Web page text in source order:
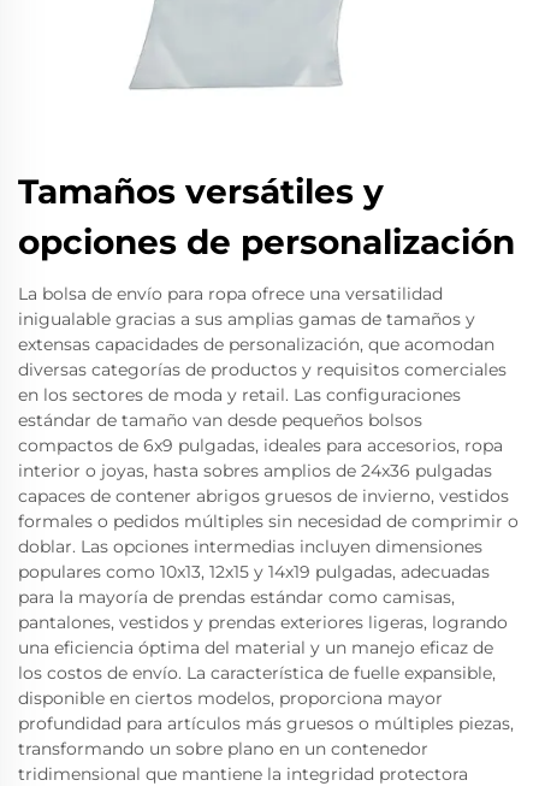
Tamaños versátiles y
opciones de personalización
La bolsa de envío para ropa ofrece una versatilidad
inigualable gracias a sus amplias gamas de tamaños y
extensas capacidades de personalización, que acomodan
diversas categorías de productos y requisitos comerciales
en los sectores de moda y retail. Las configuraciones
estándar de tamaño van desde pequeños bolsos
compactos de 6x9 pulgadas, ideales para accesorios, ropa
interior o joyas, hasta sobres amplios de 24x36 pulgadas
capaces de contener abrigos gruesos de invierno, vestidos
formales o pedidos múltiples sin necesidad de comprimir o
doblar. Las opciones intermedias incluyen dimensiones
populares como 10x13, 12x15 y 14x19 pulgadas, adecuadas
para la mayoría de prendas estándar como camisas,
pantalones, vestidos y prendas exteriores ligeras, logrando
una eficiencia óptima del material y un manejo eficaz de
los costos de envío. La característica de fuelle expansible,
disponible en ciertos modelos, proporciona mayor
profundidad para artículos más gruesos o múltiples piezas,
transformando un sobre plano en un contenedor
tridimensional que mantiene la integridad protectora